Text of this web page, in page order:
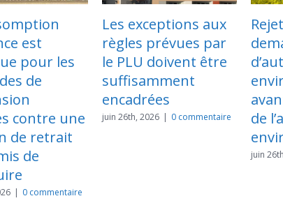
exceptions aux
prévues par
doivent être
26th, 2026 | 0 commentaire
Rejet d’une
demande
d’autorisation
environnementale
avant consultation
de l’autorité
environnementale
0 commentaire